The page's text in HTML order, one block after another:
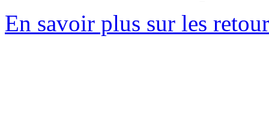
En savoir plus sur les